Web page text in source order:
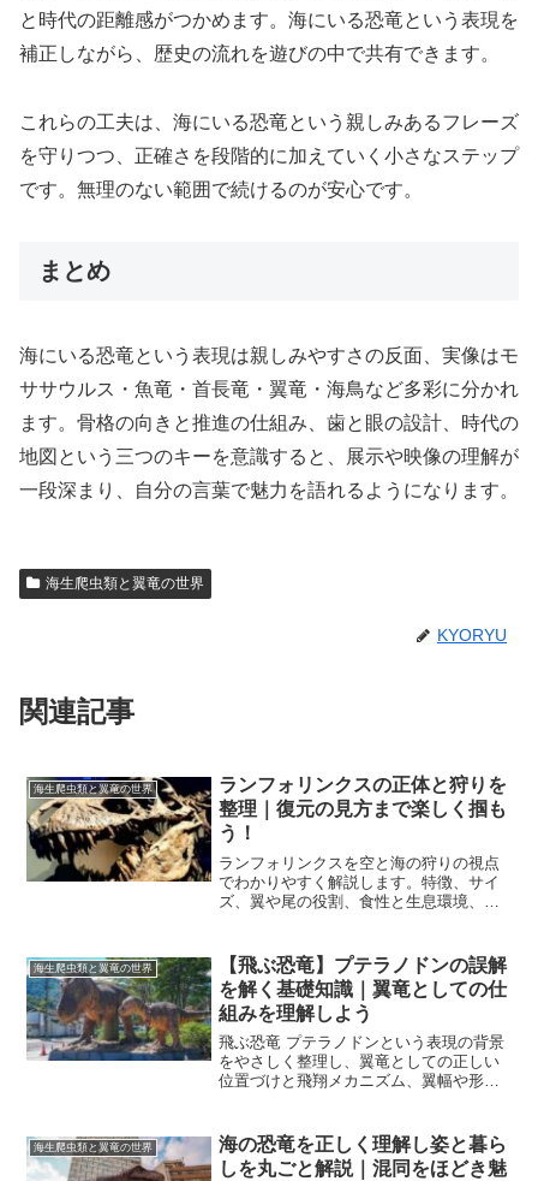
と時代の距離感がつかめます。海にいる恐竜という表現を
補正しながら、歴史の流れを遊びの中で共有できます。
これらの工夫は、海にいる恐竜という親しみあるフレーズ
を守りつつ、正確さを段階的に加えていく小さなステップ
です。無理のない範囲で続けるのが安心です。
まとめ
海にいる恐竜という表現は親しみやすさの反面、実像はモ
ササウルス・魚竜・首長竜・翼竜・海鳥など多彩に分かれ
ます。骨格の向きと推進の仕組み、歯と眼の設計、時代の
地図という三つのキーを意識すると、展示や映像の理解が
一段深まり、自分の言葉で魅力を語れるようになります。
海生爬虫類と翼竜の世界
KYORYU
関連記事
海生爬虫類と翼竜の世界
ランフォリンクスの正体と狩りを
整理｜復元の見方まで楽しく掴も
う！
ランフォリンクスを空と海の狩りの視点
でわかりやすく解説します。特徴、サイ
ズ、翼や尾の役割、食性と生息環境、復
海生爬虫類と翼竜の世界
【飛ぶ恐竜】プテラノドンの誤解
を解く基礎知識｜翼竜としての仕
組みを理解しよう
飛ぶ恐竜 プテラノドンという表現の背景
をやさしく整理し、翼竜としての正しい
位置づけと飛翔メカニズム、翼幅や形態
後は展示や図鑑を迷わず読み解けます。
用語もやさしくまとめます。
海生爬虫類と翼竜の世界
海の恐竜を正しく理解し姿と暮ら
しを丸ごと解説｜混同をほどき魅